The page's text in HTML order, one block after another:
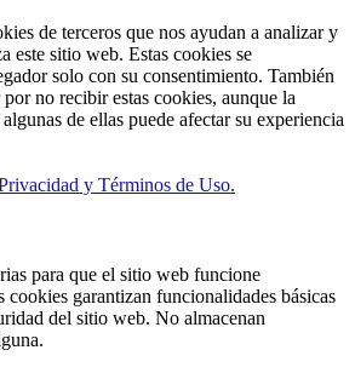
de terceros que nos ayudan a analizar y
este sitio web. Estas cookies se
solo con su consentimiento. También
no recibir estas cookies, aunque la
de ellas puede afectar su experiencia
y Términos de Uso.
para que el sitio web funcione
cookies garantizan funcionalidades básicas
del sitio web. No almacenan